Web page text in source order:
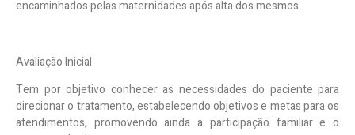
encaminhados pelas maternidades após alta dos mesmos.
Avaliação Inicial
Tem por objetivo conhecer as necessidades do paciente para
direcionar o tratamento, estabelecendo objetivos e metas para os
atendimentos, promovendo ainda a participação familiar e o